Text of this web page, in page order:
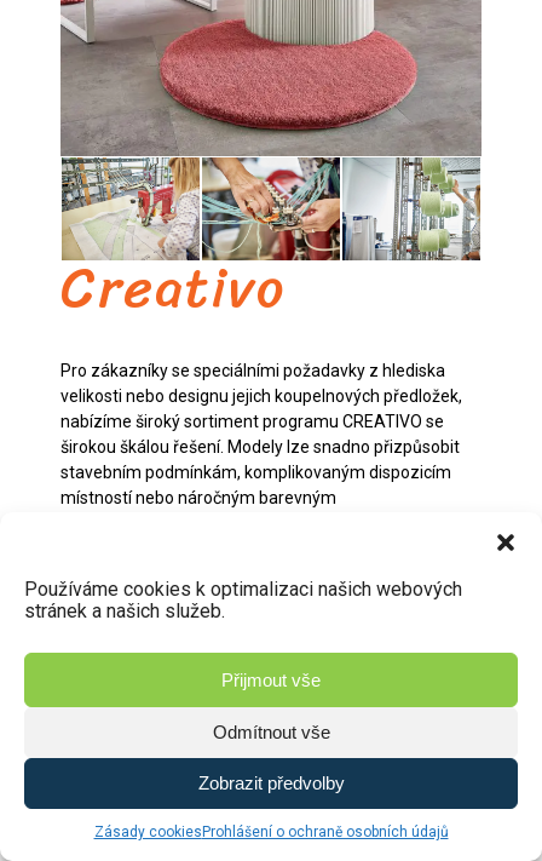
Používáme cookies k optimalizaci našich webových
stránek a našich služeb.
Přijmout vše
Odmítnout vše
Zobrazit předvolby
Zásady cookies Prohlášení o ochraně osobních údajů
Creativo
Pro zákazníky se speciálními požadavky z hlediska
velikosti nebo designu jejich koupelnových předložek,
nabízíme široký sortiment programu CREATIVO se
širokou škálou řešení. Modely lze snadno přizpůsobit
stavebním podmínkám, komplikovaným dispozicím
místností nebo náročným barevným
model je ručně vyrobený unikát - vytvořený
kvalifikovanými odborníky.
Přizpůsobení designu pro maximální individualitu
Exkluzivní návrhy kolekcí
Ruční výroba kvalifikovanými pracovníky
Výběr z více než 100 barev